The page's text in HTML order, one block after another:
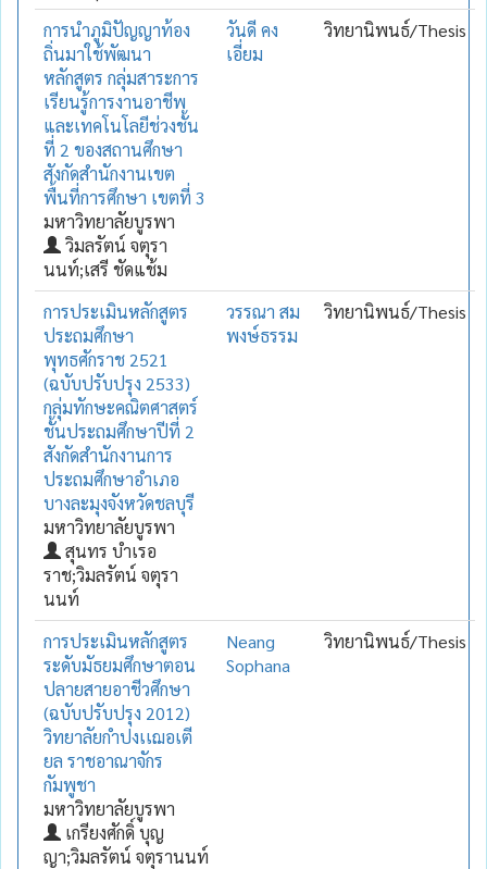
การนำภูมิปัญญาท้อง
ถิ่นมาใช้พัฒนา
หลักสูตร กลุ่มสาระการ
เรียนรู้การงานอาชีพ
และเทคโนโลยีช่วงชั้น
ที่ 2 ของสถานศึกษา
สังกัดสำนักงานเขต
พื้นที่การศึกษา เขตที่ 3
มหาวิทยาลัยบูรพา
วิมลรัตน์ จตุรา
นนท์;เสรี ชัดแช้ม
วันดี คง
เอี่ยม
วิทยานิพนธ์/Thesis
การประเมินหลักสูตร
ประถมศึกษา
พุทธศักราช 2521
(ฉบับปรับปรุง 2533)
กลุ่มทักษะคณิตศาสตร์
ชั้นประถมศึกษาปีที่ 2
สังกัดสำนักงานการ
ประถมศึกษาอำเภอ
บางละมุงจังหวัดชลบุรี
มหาวิทยาลัยบูรพา
สุนทร บำเรอ
ราช;วิมลรัตน์ จตุรา
นนท์
วรรณา สม
พงษ์ธรรม
วิทยานิพนธ์/Thesis
การประเมินหลักสูตร
ระดับมัธยมศึกษาตอน
ปลายสายอาชีวศึกษา
(ฉบับปรับปรุง 2012)
วิทยาลัยกำปงเเฌอเตี
ยล ราชอาณาจักร
กัมพูชา
มหาวิทยาลัยบูรพา
เกรียงศักดิ์ บุญ
ญา;วิมลรัตน์ จตุรานนท์
Neang
Sophana
วิทยานิพนธ์/Thesis